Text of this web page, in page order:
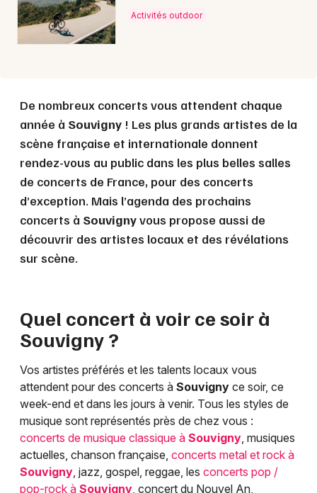
Activités outdoor
De nombreux concerts vous attendent chaque
année à Souvigny ! Les plus grands artistes de la
scène française et internationale donnent
rendez-vous au public dans les plus belles salles
de concerts de France, pour des concerts
d’exception. Mais l’agenda des prochains
concerts à Souvignyvous propose aussi de
découvrir des artistes locaux et des révélations
sur scène.
Quel concert à voir ce soir à
Souvigny ?
Vos artistes préférés et les talents locaux vous
attendent pour des concerts à Souvigny ce soir, ce
week-end et dans les jours à venir. Tous les styles de
musique sont représentés près de chez vous :
concerts de musique classique à Souvigny, musiques
actuelles, chanson française, concerts metal et rock à
Souvigny, jazz, gospel, reggae, les concerts pop /
pop-rock à Souvigny, concert du Nouvel An,